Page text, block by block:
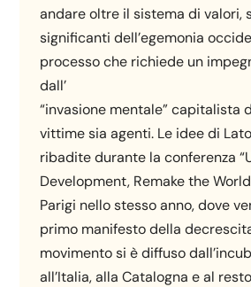
andare oltre il sistema di valori,
significanti dell’egemonia
processo che richiede un
dall’
“invasione mentale” capitalista
vittime sia agenti. Le idee di
ribadite durante la conferenza
Development, Remake the
Parigi nello stesso anno, dove
primo manifesto della
movimento si è diffuso
all’Italia, alla Catalogna e al